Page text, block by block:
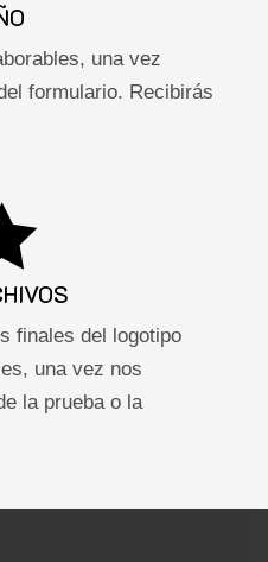
una vez
formulario. Recibirás
finales del logotipo
una vez nos
la prueba o la